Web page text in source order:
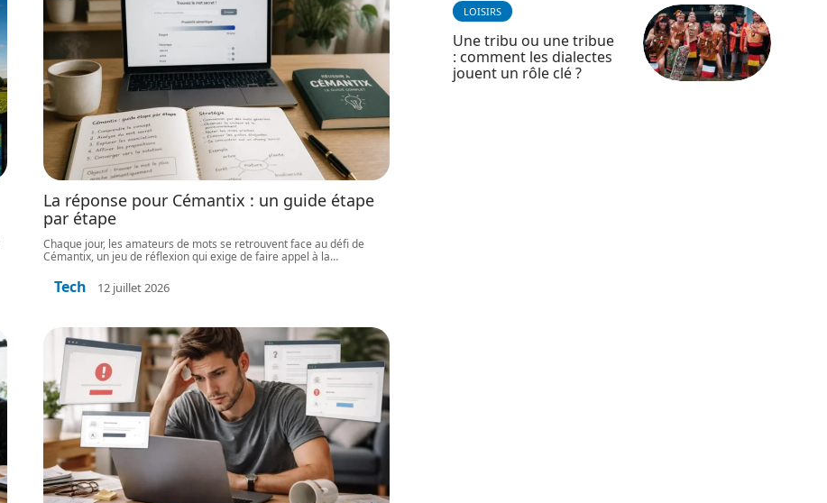
La réponse pour Cémantix : un guide étape
par étape
Chaque jour, les amateurs de mots se retrouvent face au défi de
Cémantix, un jeu de réflexion qui exige de faire appel à la…
Tech 12 juillet 2026
LOISIRS
Une tribu ou une tribue
: comment les dialectes
jouent un rôle clé ?